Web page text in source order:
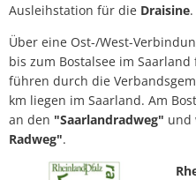
Ausleihstation für die Draisine.
Über eine Ost-/West-
bis zum Bostalsee im Saarland
führen durch die
km liegen im Saarland. Am
an den "Saarlandradweg" und
Radweg".